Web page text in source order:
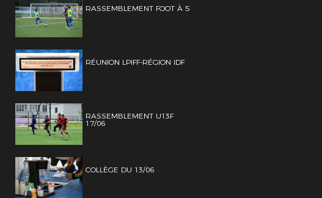
RASSEMBLEMENT FOOT À 5
RÉUNION LPIFF-RÉGION IDF
RASSEMBLEMENT U13F
17/06
COLLÈGE DU 13/06